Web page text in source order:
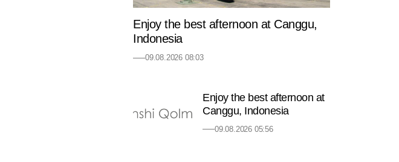
Enjoy the best afternoon at Canggu,
Indonesia
09.08.2026 08:03
Enjoy the best afternoon at
Canggu, Indonesia
09.08.2026 05:56